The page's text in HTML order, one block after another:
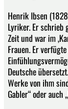
Henrik Ibsen
Lyriker. Er schrieb
Zeit und war im
Frauen. Er
Deutsche
Werke von ihm
Gabler“ oder auch